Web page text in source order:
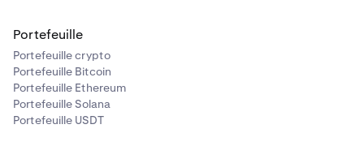
Portefeuille
Portefeuille crypto
Portefeuille Bitcoin
Portefeuille Ethereum
Portefeuille Solana
Portefeuille USDT